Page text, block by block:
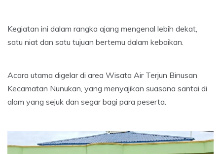
Kegiatan ini dalam rangka ajang mengenal lebih dekat,
satu niat dan satu tujuan bertemu dalam kebaikan.
Acara utama digelar di area Wisata Air Terjun Binusan
Kecamatan Nunukan, yang menyajikan suasana santai di
alam yang sejuk dan segar bagi para peserta.